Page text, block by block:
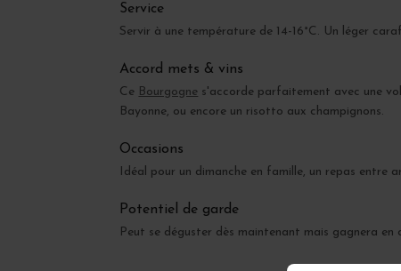
Service
Servir à une température de 14-16°C. Un léger
Accord mets & vins
Ce Bourgogne s'accorde parfaitement avec une
Bayonne, ou encore un risotto aux champignons.
Occasions
Idéal pour un dimanche en famille, un repas entre
Potentiel de garde
Peut se déguster dès maintenant mais gagnera en